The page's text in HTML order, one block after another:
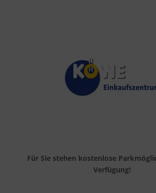
Für Sie stehen kostenlose
Verfügung!